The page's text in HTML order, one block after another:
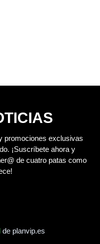
promociones exclusivas
¡Suscríbete ahora y
de cuatro patas como
de planvip.es